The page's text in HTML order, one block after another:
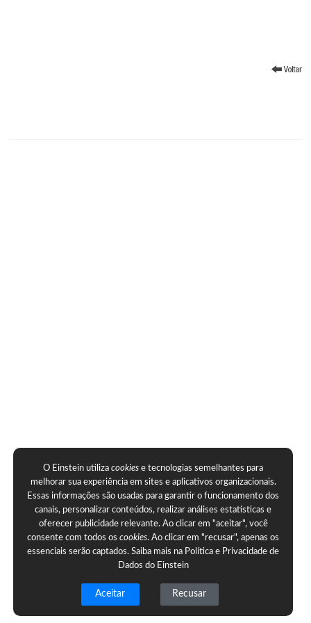
O Einstein utilizacookies e tecnologias semelhantes para
melhorar sua experiência em sites e aplicativos organizacionais.
Essas informações são usadas para garantir o funcionamento dos
canais, personalizar conteúdos, realizar análises estatísticas e
oferecer publicidade relevante. Ao clicar em "aceitar", você
consente com todos oscookies. Ao clicar em "recusar", apenas os
essenciais serão captados. Saiba mais na Política e Privacidade de
Dados do Einstein
Aceitar Recusar